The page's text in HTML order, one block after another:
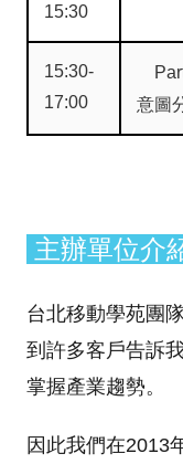
15:30
15:30-
17:00
Part
意圖
主辦單位介
台北移動學苑團
到許多客戶告訴
掌握產業趨勢。
因此我們在2013